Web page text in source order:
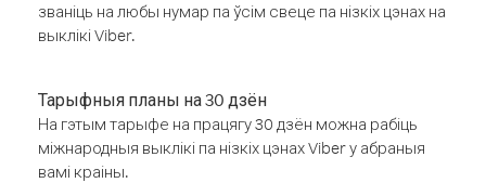
званіць на любы нумар па ўсім свеце па нізкіх цэнах на
выклікі Viber.
Тарыфныя планы на 30 дзён
На гэтым тарыфе на працягу 30 дзён можна рабіць
міжнародныя выклікі па нізкіх цэнах Viber у абраныя
вамі краіны.